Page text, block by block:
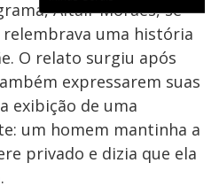
Altair Moraes, se
uma história
O relato surgiu após
expressarem suas
exibição de uma
um homem mantinha a
privado e dizia que ela